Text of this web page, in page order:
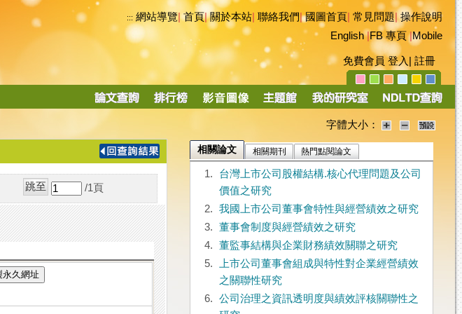
::: 網站導覽|首頁|關於本站 聯絡我們|國圖首頁 常見問題|操作說明
English|FB 專頁|Mobile
免費會員 登入 註冊
導
字體大小：
/1 頁
永久網址
相關論文 相關期刊 熱門點閱論文
1.
台灣上市公司股權結構.核心代理問題及公司
價值之研究
2.
我國上市公司董事會特性與經營績效之研究
3.
董事會制度與經營績效之研究
4.
董監事結構與企業財務績效關聯之研究
5.
上市公司董事會組成與特性對企業經營績效
之關聯性研究
6.
公司治理之資訊透明度與績效評核關聯性之